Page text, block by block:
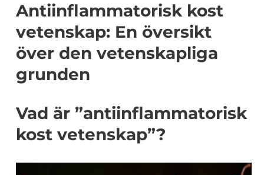
Antiinflammatorisk kost
vetenskap: En översikt
över den vetenskapliga
grunden
Vad är ”antiinflammatorisk
kost vetenskap”?